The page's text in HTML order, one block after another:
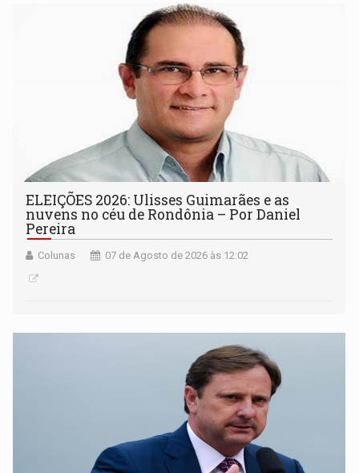
ELEIÇÕES 2026: Ulisses Guimarães e as
nuvens no céu de Rondônia – Por Daniel
Pereira
Colunas 07 de Agosto de 2026 às 12:02